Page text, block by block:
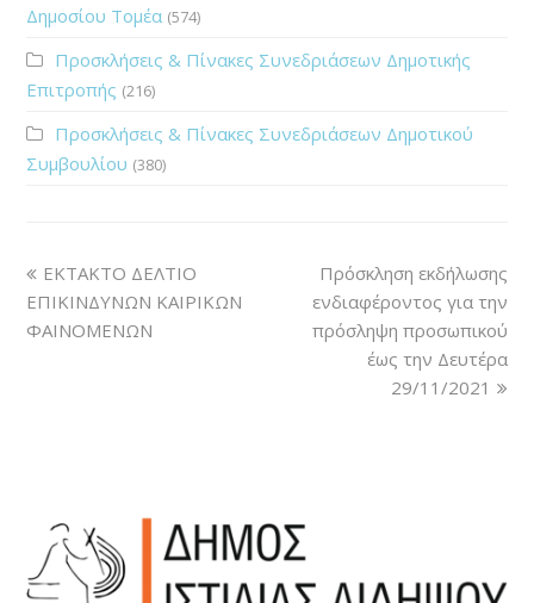
Δημοσίου Τομέα (574)
Προσκλήσεις & Πίνακες Συνεδριάσεων Δημοτικής
Επιτροπής (216)
Προσκλήσεις & Πίνακες Συνεδριάσεων Δημοτικού
Συμβουλίου (380)
ΕΚΤΑΚΤΟ ΔΕΛΤΙΟ
ΕΠΙΚΙΝΔΥΝΩΝ ΚΑΙΡΙΚΩΝ
ΦΑΙΝΟΜΕΝΩΝ
Πρόσκληση εκδήλωσης
ενδιαφέροντος για την
πρόσληψη προσωπικού
έως την Δευτέρα
29/11/2021